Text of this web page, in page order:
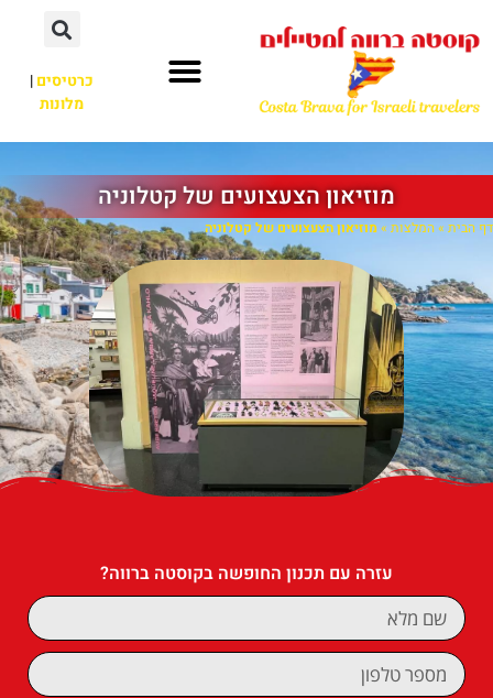
כרטיסים|
מלונות
מוזיאון הצעצועים של קטלוניה
דף הבית »המלצות »מוזיאון הצעצועים של קטלוניה
עזרה עם תכנון החופשה בקוסטה ברווה?